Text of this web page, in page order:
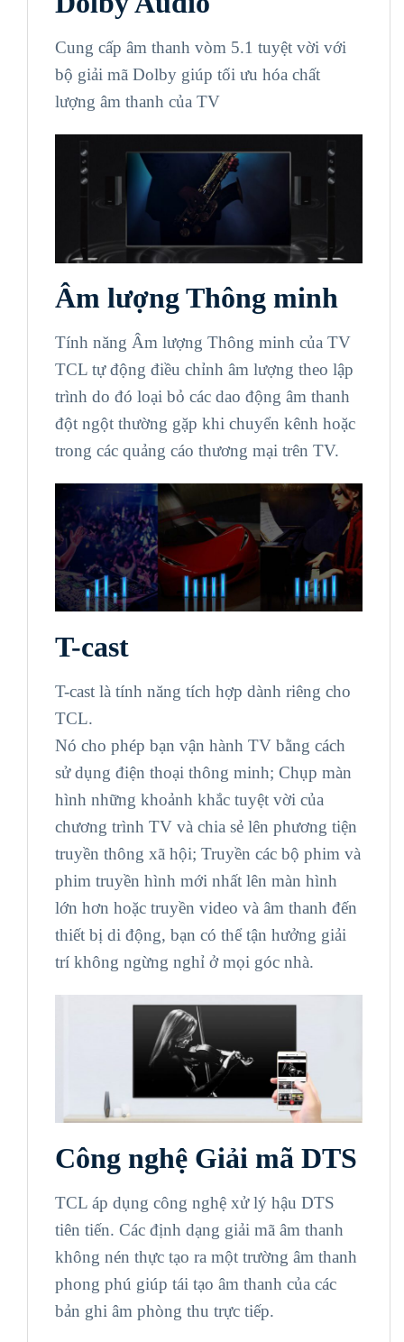
Cung cấp âm thanh vòm 5.1 tuyệt vời với
bộ giải mã Dolby giúp tối ưu hóa chất
lượng âm thanh của TV
Âm lượng Thông minh
Tính năng Âm lượng Thông minh của TV
TCL tự động điều chỉnh âm lượng theo lập
trình do đó loại bỏ các dao động âm thanh
đột ngột thường gặp khi chuyển kênh hoặc
trong các quảng cáo thương mại trên TV.
T-cast
T-cast là tính năng tích hợp dành riêng cho
TCL.
Nó cho phép bạn vận hành TV bằng cách
sử dụng điện thoại thông minh; Chụp màn
hình những khoảnh khắc tuyệt vời của
chương trình TV và chia sẻ lên phương tiện
truyền thông xã hội; Truyền các bộ phim và
phim truyền hình mới nhất lên màn hình
lớn hơn hoặc truyền video và âm thanh đến
thiết bị di động, bạn có thể tận hưởng giải
trí không ngừng nghỉ ở mọi góc nhà.
Công nghệ Giải mã DTS
TCL áp dụng công nghệ xử lý hậu DTS
tiên tiến. Các định dạng giải mã âm thanh
không nén thực tạo ra một trường âm thanh
phong phú giúp tái tạo âm thanh của các
bản ghi âm phòng thu trực tiếp.